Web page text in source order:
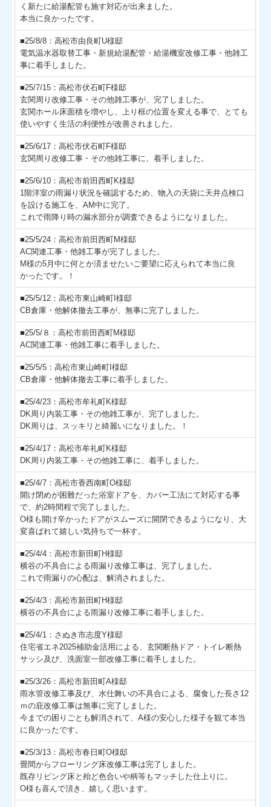
く新たに給湯配管も施す対応が出来ました。
本当に良かったです。
■25/8/8：高松市由良町U様邸
電気温水器取替工事・新規給湯配管・給湯機室改修工事・他雑工
事に着手しました。
■25/7/15：高松市伏石町F様邸
玄関周り改修工事・その他雑工事が、完了しました。
玄関ホール床面積を増やし、上り框の位置を変える事で、とても
使いやすく生活の利便性が改善されました。
■25/6/17：高松市伏石町F様邸
玄関周り改修工事・その他雑工事に、着手しました。
■25/6/10：高松市前田西町K様邸
1階洋室の雨漏り状況を確認するため、物入の天袋に天井点検口
を設ける施工を、AM中に完了。
これで雨降り時の漏水部分が調査できるようになりました。
■25/5/24：高松市前田西町M様邸
AC関連工事・他雑工事が完了しました。
M様の5月中に何とか済ませたいご要望に応えられて本当に良
かったです。！
■25/5/12：高松市東山崎町I様邸
CB倉庫・他解体撤去工事が、無事に完了しました。
■25/5/８：高松市前田西町M様邸
AC関連工事・他雑工事に着手しました。
■25/5/5：高松市東山崎町I様邸
CB倉庫・他解体撤去工事に着手しました。
■25/4/23：高松市牟礼町K様邸
DK周り内装工事・その他雑工事が、完了しました。
DK周りは、スッキリと綺麗いになりました。！
■25/4/17：高松市牟礼町K様邸
DK周り内装工事・その他雑工事に、着手しました。
■25/4/7：高松市香西南町O様邸
開け閉めが困難だった浴室ドアを、カバー工法にて対応する事
で、約2時間程で完了しました。
O様も開け辛かったドアがスムーズに開閉できるようになり、大
変喜ばれて嬉しい気持ちで一杯す。
■25/4/4：高松市新田町H様邸
横谷の不具合による雨漏り改修工事は、完了しました。
これで雨漏りの心配は、解消されました。
■25/4/3：高松市新田町H様邸
横谷の不具合による雨漏り改修工事に着手しました。
■25/4/1：さぬき市志度Y様邸
住宅省エネ2025補助金活用による、玄関断熱ドア・トイレ断熱
サッシ及び、洗面室一部改修工事に着手しました。
■25/3/26：高松市新田町A様邸
雨水管改修工事及び、水仕舞いの不具合による、腐食した長さ12
ｍの庇改修工事は無事に完了しました。
今までの困りごとも解消されて、A様の安心した様子を観て本当
に良かったです。
■25/3/13：高松市春日町O様邸
畳間からフローリング床改修工事は完了しました。
既存リビング床と殆ど色合いや柄等もマッチした仕上りに。
O様も喜んで頂き、嬉しく思います。